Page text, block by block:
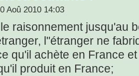
Aoû 2010 14:03
raisonnement jusqu'au
l"étranger ne
qu'il achète en France
produit en France;